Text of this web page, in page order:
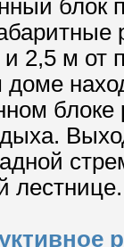
блок
2,5 м от
лестнице.